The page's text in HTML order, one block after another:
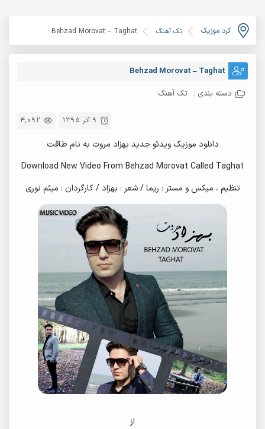
کرد موزیک تک آهنگ Behzad Morovat – Taghat
Behzad Morovat – Taghat
دسته بندی : تک آهنگ
4,092 9 آذر 1395
دانلود موزیک ویدئو جدید بهزاد مروت به نام طاقت
Download New Video From Behzad Morovat Called Taghat
تنظیم ، میکس و مستر : ریما / شعر : بهزاد / کارگردان : میثم نوری
از